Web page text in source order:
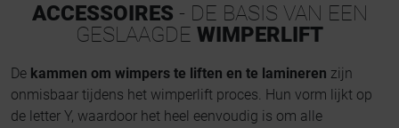
ACCESSOIRES - DE BASIS VAN EEN
GESLAAGDE WIMPERLIFT
De kammen om wimpers te liften en te lamineren zijn
onmisbaar tijdens het wimperlift proces. Hun vorm lijkt op
de letter Y, waardoor het heel eenvoudig is om alle